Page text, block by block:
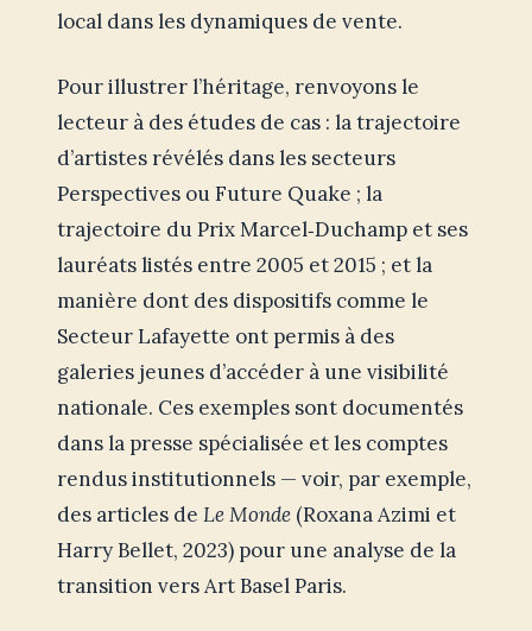
local dans les dynamiques de vente.
Pour illustrer l’héritage, renvoyons le
lecteur à des études de cas : la trajectoire
d’artistes révélés dans les secteurs
Perspectives ou Future Quake ; la
trajectoire du Prix Marcel‑Duchamp et ses
lauréats listés entre 2005 et 2015 ; et la
manière dont des dispositifs comme le
Secteur Lafayette ont permis à des
galeries jeunes d’accéder à une visibilité
nationale. Ces exemples sont documentés
dans la presse spécialisée et les comptes
rendus institutionnels — voir, par exemple,
des articles de Le Monde(Roxana Azimi et
Harry Bellet, 2023) pour une analyse de la
transition vers Art Basel Paris.